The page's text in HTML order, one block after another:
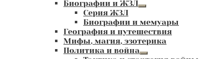
Биографии и ЖЗЛ
Развернутое
меню
Серия ЖЗЛ
Биографии и мемуары
География и путешествия
Мифы, магия, эзотерика
Политика и война
Развернутое